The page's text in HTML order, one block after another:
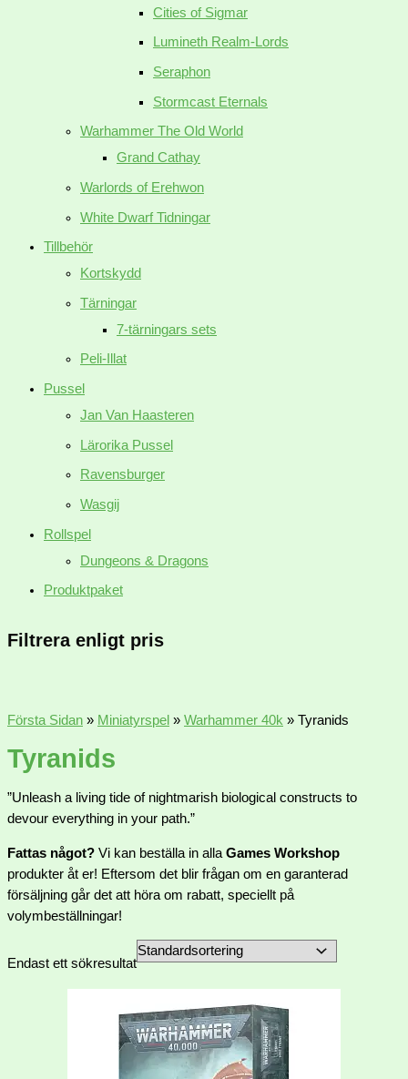
Cities of Sigmar
Lumineth Realm-Lords
Seraphon
Stormcast Eternals
Warhammer The Old World
Grand Cathay
Warlords of Erehwon
White Dwarf Tidningar
Tillbehör
Kortskydd
Tärningar
7-tärningars sets
Peli-Illat
Pussel
Jan Van Haasteren
Lärorika Pussel
Ravensburger
Wasgij
Rollspel
Dungeons & Dragons
Produktpaket
Filtrera enligt pris
Första Sidan » Miniatyrspel » Warhammer 40k » Tyranids
Tyranids
”Unleash a living tide of nightmarish biological constructs to
devour everything in your path.”
Fattas något? Vi kan beställa in alla Games Workshop
produkter åt er! Eftersom det blir frågan om en garanterad
försäljning går det att höra om rabatt, speciellt på
volymbeställningar!
Endast ett sökresultat